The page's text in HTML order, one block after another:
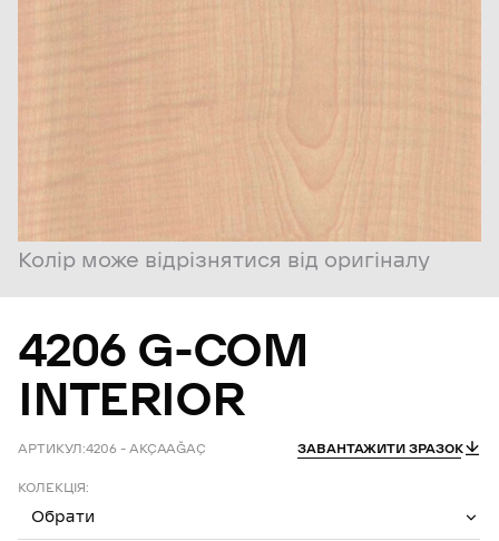
Колір може відрізнятися від оригіналу
4206 G-COM
INTERIOR
АРТИКУЛ:4206 – AKÇAAĞAÇ ЗАВАНТАЖИТИ ЗРАЗОК
КОЛЕКЦІЯ:
Обрати